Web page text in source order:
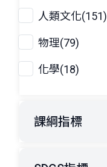
人類文化(151)
物理(79)
化學(18)
課綱指標